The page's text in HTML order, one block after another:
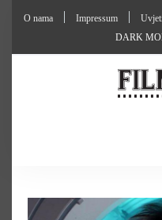
O nama Impressum
DARK